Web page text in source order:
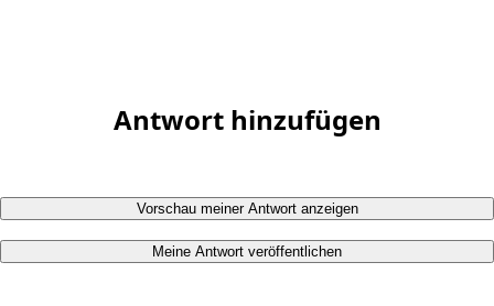
Antwort hinzufügen
Vorschau meiner Antwort anzeigen
Meine Antwort veröffentlichen